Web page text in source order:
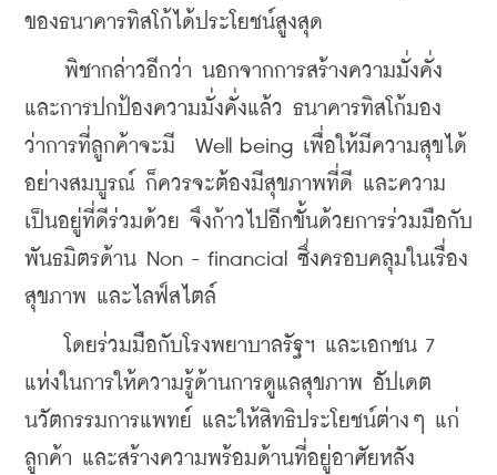
ของธนาคารทิสโก้ได้ประโยชน์สูงสุด
พิชากล่าวอีกว่า นอกจากการสร้างความมั่งคั่ง
และการปกป้องความมั่งคั่งแล้ว ธนาคารทิสโก้มอง
ว่าการที่ลูกค้าจะมี  Well being เพื่อให้มีความสุขได้
อย่างสมบูรณ์ ก็ควรจะต้องมีสุขภาพที่ดี และความ
เป็นอยู่ที่ดีร่วมด้วย จึงก้าวไปอีกขั้นด้วยการร่วมมือกับ
พันธมิตรด้าน Non - financial ซึ่งครอบคลุมในเรื่อง
สุขภาพ และไลฟ์สไตล์
โดยร่วมมือกับโรงพยาบาลรัฐฯ และเอกชน 7
แห่งในการให้ความรู้ด้านการดูแลสุขภาพ อัปเดต
นวัตกรรมการแพทย์ และให้สิทธิประโยชน์ต่างๆ แก่
ลูกค้า และสร้างความพร้อมด้านที่อยู่อาศัยหลัง